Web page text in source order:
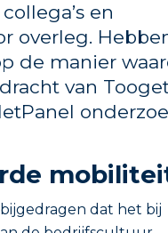
en
overleg.
de manier
van
dat het bij